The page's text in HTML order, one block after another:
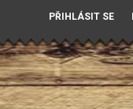
PŘIHLÁSIT SE